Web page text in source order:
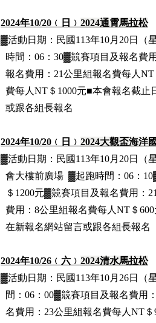
2024年10/20 ﹙日﹚ 2024通霄馬拉松
▓活動日期： 民國113年10月20日
（
時間：06：30▓競賽項目 及報名費
報名費用 ：21公里組報名費每人NT
費每人NT＄1000元■本會報名截止
或跟各組長報名
2024年10/20 ﹙日﹚ 2024大觀盃海洋
▓活動日期： 民國113年10月20日
（
會大樓前廣場 ▓起跑時間：06：
＄1200元▓競賽項目 及報名費用 ：
費用 ：8公里組報名費每人NT＄
在新報名網站留言或跟各組長報名
2024年10/26 ﹙六﹚ 2024清水馬拉松
▓活動日期： 民國113年10月26日
（
間：06：00▓競賽項目 及報名費用
名費用 ：23公里組報名費每人NT＄